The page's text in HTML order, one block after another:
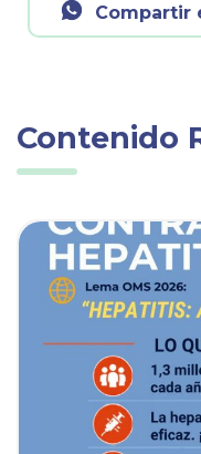
Compartir
Contenido